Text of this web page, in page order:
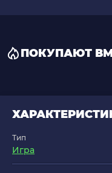
ПОКУПАЮТ
Тип
Игра